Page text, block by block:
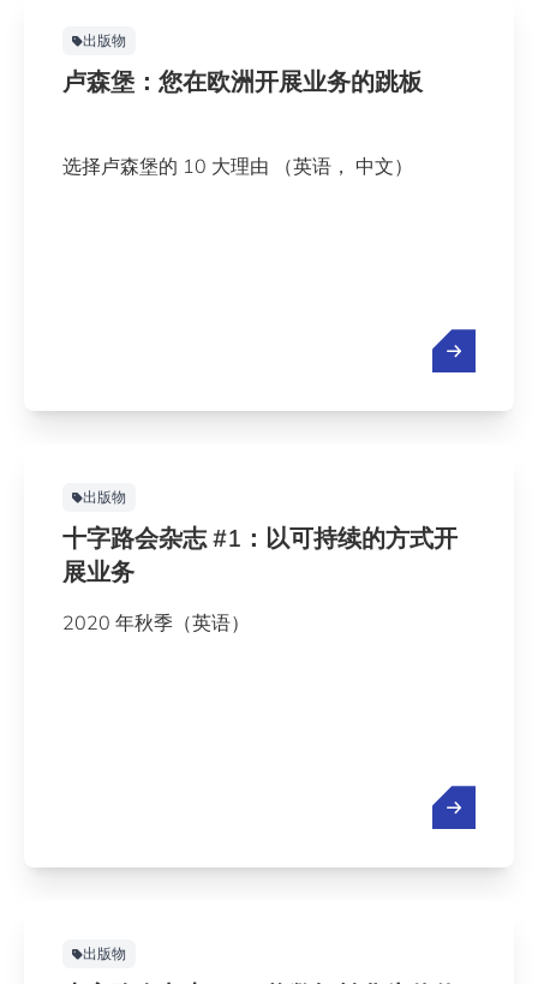
出版物
卢森堡：您在欧洲开展业务的跳板
选择卢森堡的 10 大理由 （英语， 中文）
出版物
十字路会杂志 #1：以可持续的方式开
展业务
2020 年秋季（英语）
出版物